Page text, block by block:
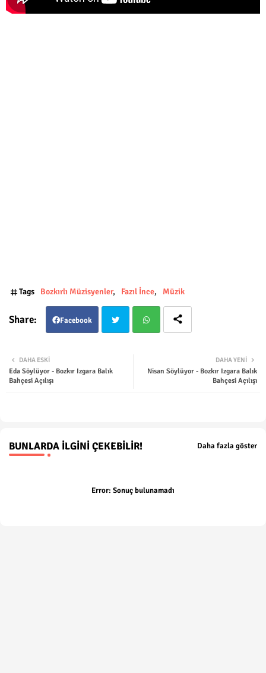
Tags Bozkırlı Müzisyenler Fazıl İnce Müzik
Facebook
ter tsap
DAHA YENI
Nisan Söylüyor - Bozkır Izgara Balık
Bahçesi Açılışı
DAHA ESKI
Eda Söylüyor - Bozkır Izgara Balık
Bahçesi Açılışı
BUNLARDA İLGINI ÇEKEBILIR! Daha fazla göster
Error: Sonuç bulunamadı